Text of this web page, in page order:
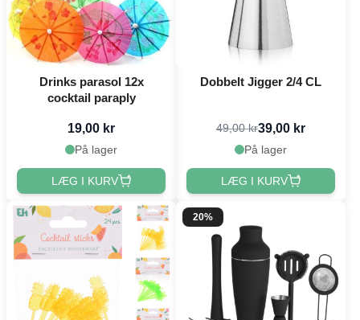
Drinks parasol 12x
cocktail paraply
19,00 kr
På lager
LÆG I KURV
Dobbelt Jigger 2/4 CL
49,00 kr39,00 kr
På lager
LÆG I KURV
20%